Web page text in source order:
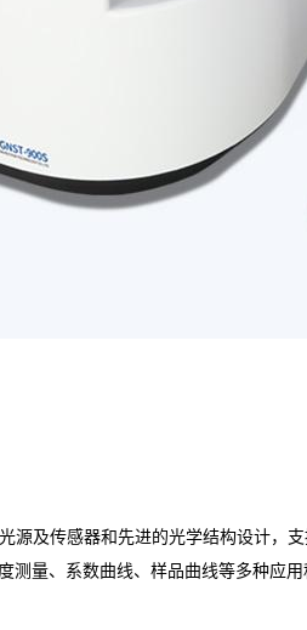
源及传感器和先进的光学结构设计，
量、系数曲线、样品曲线等多种应用